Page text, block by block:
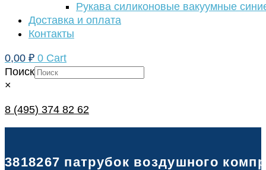
Рукава силиконовые вакуумные
Доставка и оплата
Контакты
0,00 ₽ 0 Cart
Поиск
×
8 (495) 374 82 62
3818267 патрубок воздушного